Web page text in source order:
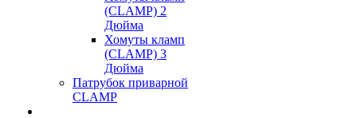
(CLAMP) 2
Дюйма
Хомуты кламп
(CLAMP) 3
Дюйма
Патрубок приварной
CLAMP